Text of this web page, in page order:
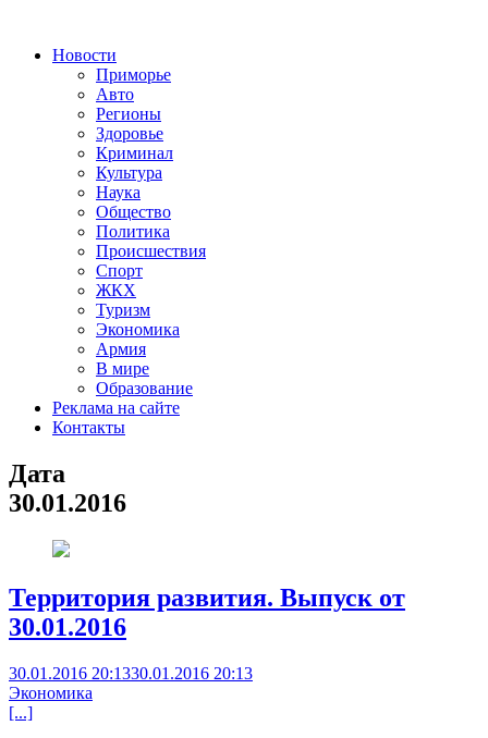
Новости
Приморье
Авто
Регионы
Здоровье
Криминал
Культура
Наука
Общество
Политика
Происшествия
Спорт
ЖКХ
Туризм
Экономика
Армия
В мире
Образование
Реклама на сайте
Контакты
Дата
30.01.2016
Территория развития. Выпуск от
30.01.2016
30.01.2016 20:1330.01.2016 20:13
Экономика
[...]